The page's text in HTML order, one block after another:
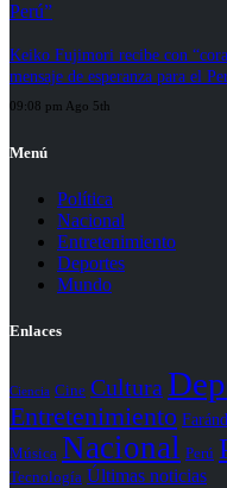
Keiko Fujimori recibe con
mensaje de esperanza para el
09:08 pm Ago 5th
Menú
Política
Nacional
Entretenimiento
Deportes
Mundo
Enlaces
Ciencia Cine Cultura
Entretenimiento
Música Nacional Perú
Tecnología Últimas noticias